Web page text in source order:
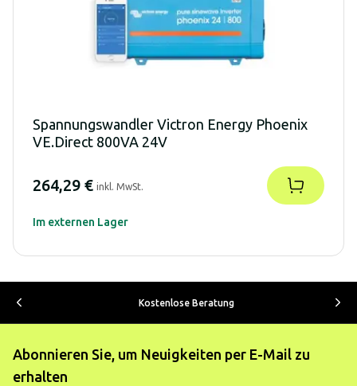
Spannungswandler Victron Energy Phoenix
VE.Direct 800VA 24V
264,29 € inkl. MwSt.
Im externen Lager
Kostenlose Beratung
Abonnieren Sie, um Neuigkeiten per E-Mail zu
erhalten